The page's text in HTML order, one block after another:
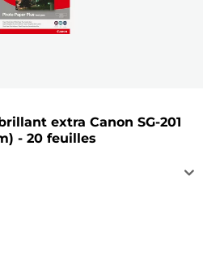
extra Canon SG-201
- 20 feuilles